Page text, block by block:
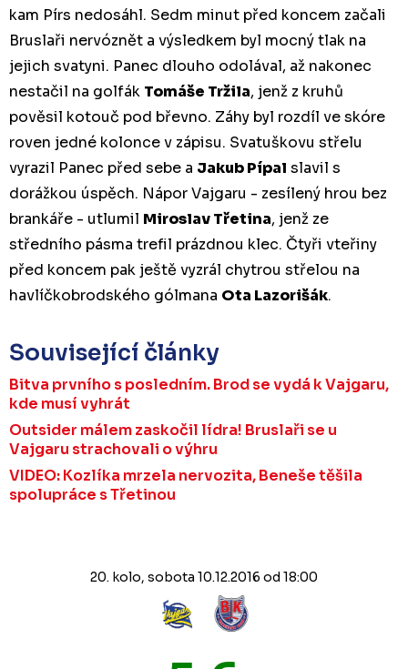
kam Pírs nedosáhl. Sedm minut před koncem začali
Bruslaři nervóznět a výsledkem byl mocný tlak na
jejich svatyni. Panec dlouho odolával, až nakonec
nestačil na golfák Tomáše Tržila, jenž z kruhů
pověsil kotouč pod břevno. Záhy byl rozdíl ve skóre
roven jedné kolonce v zápisu. Svatuškovu střelu
vyrazil Panec před sebe a Jakub Pípal slavil s
dorážkou úspěch. Nápor Vajgaru - zesílený hrou bez
brankáře - utlumil Miroslav Třetina, jenž ze
středního pásma trefil prázdnou klec. Čtyři vteřiny
před koncem pak ještě vyzrál chytrou střelou na
havlíčkobrodského gólmana Ota Lazorišák.
Související články
Bitva prvního s posledním. Brod se vydá k Vajgaru,
kde musí vyhrát
Outsider málem zaskočil lídra! Bruslaři se u
Vajgaru strachovali o výhru
VIDEO: Kozlíka mrzela nervozita, Beneše těšila
spolupráce s Třetinou
20. kolo, sobota 10.12.2016 od 18:00